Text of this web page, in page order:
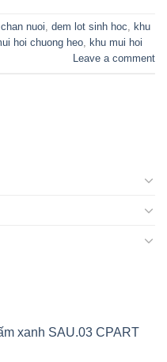
nuoi, dem lot sinh hoc, khu
hoi chuong heo, khu mui hoi
Leave a comment
xanh SAU.03 CPART